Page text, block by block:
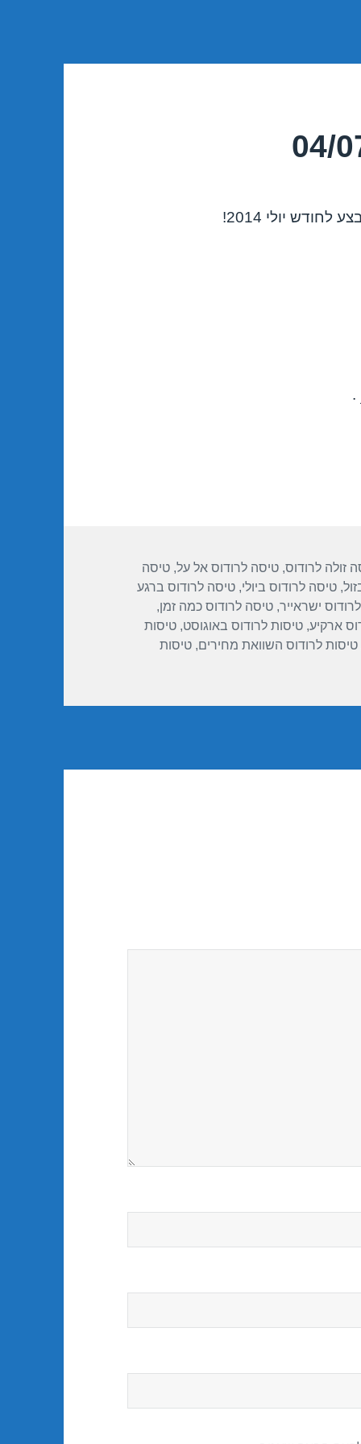
.
זולה לרודוס,טיסה לרודוס אל על,טיסה
,טיסה לרודוס ביולי,טיסה לרודוס ברגע
ישראייר,טיסה לרודוס כמה זמן,
ארקיע,טיסות לרודוס באוגוסט,טיסות
טיסות לרודוס השוואת מחירים,טיסות